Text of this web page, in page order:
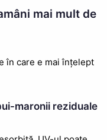
mai mult de
în care e mai înțelept
maronii reziduale